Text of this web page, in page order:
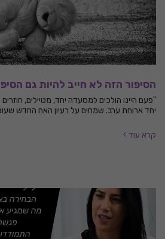
הסיפור הזה לא חייב להיות גם
"פעם היינו הולכים למסעדה יחד, מטיילים,
יחד ארוחת ערב. שמחים על רעיון האח החדש
קרא עוד